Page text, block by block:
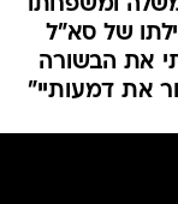
ומשפחתו
שנים לנפילתו של סא"ל
את הבשורה
את דמעותיי"